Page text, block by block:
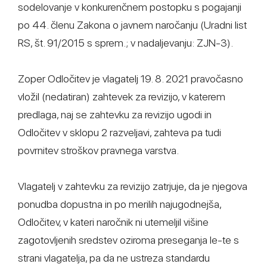
sodelovanje v konkurenčnem postopku s pogajanji
po 44. členu Zakona o javnem naročanju (Uradni list
RS, št. 91/2015 s sprem.; v nadaljevanju: ZJN-3).
Zoper Odločitev je vlagatelj 19. 8. 2021 pravočasno
vložil (nedatiran) zahtevek za revizijo, v katerem
predlaga, naj se zahtevku za revizijo ugodi in
Odločitev v sklopu 2 razveljavi, zahteva pa tudi
povrnitev stroškov pravnega varstva.
Vlagatelj v zahtevku za revizijo zatrjuje, da je njegova
ponudba dopustna in po merilih najugodnejša,
Odločitev, v kateri naročnik ni utemeljil višine
zagotovljenih sredstev oziroma preseganja le-te s
strani vlagatelja, pa da ne ustreza standardu